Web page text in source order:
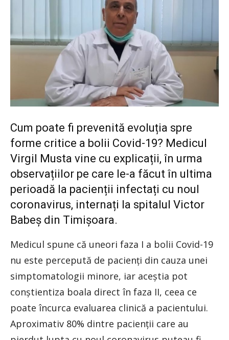
Cum poate fi prevenită evoluția spre
forme critice a bolii Covid-19? Medicul
Virgil Musta vine cu explicații, în urma
observațiilor pe care le-a făcut în ultima
perioadă la pacienții infectați cu noul
coronavirus, internați la spitalul Victor
Babeș din Timișoara.
Medicul spune că uneori faza I a bolii Covid-19
nu este percepută de pacienți din cauza unei
simptomatologii minore, iar aceștia pot
conștientiza boala direct în faza II, ceea ce
poate încurca evaluarea clinică a pacientului.
Aproximativ 80% dintre pacienții care au